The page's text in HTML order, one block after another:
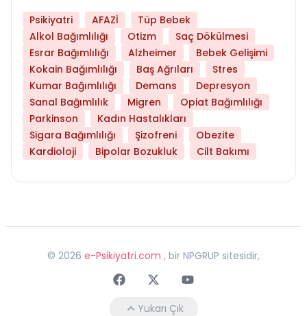
Psikiyatri AFAZİ
Tüp Bebek
Alkol Bağımlılığı
Otizm
Saç Dökülmesi
Esrar Bağımlılığı
Alzheimer
Bebek Gelişimi
Kokain Bağımlılığı
Baş Ağrıları
Stres
Kumar Bağımlılığı
Demans
Depresyon
Sanal Bağımlılık
Migren
Opiat Bağımlılığı
Parkinson
Kadın Hastalıkları
Sigara Bağımlılığı
Şizofreni
Obezite
Kardioloji
Bipolar Bozukluk Cilt Bakımı
© 2026 e-Psikiyatri.com , bir NPGRUP sitesidir,
FaceebokTwitterYoutube
Yukarı Çık